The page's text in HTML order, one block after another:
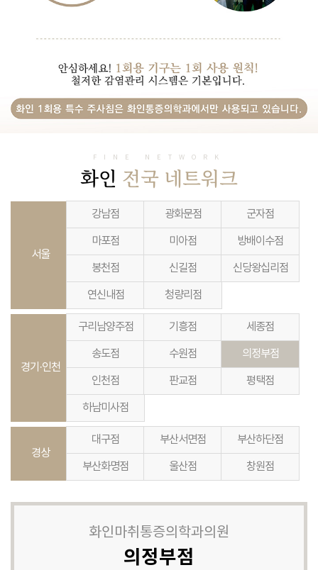
FINE NETWORK
화인 전국 네트워크
서울
강남점 광화문점 군자점
마포점 미아점 방배이수점
봉천점 신길점 신당왕십리점
연신내점 청량리점
경기·인천
구리남양주점 기흥점 세종점
송도점 수원점 의정부점
인천점 판교점 평택점
하남미사점
경상
대구점 부산서면점 부산하단점
부산화명점 울산점 창원점
화인마취통증의학과의원
의정부점